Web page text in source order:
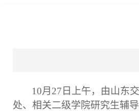
10月27日上午，由山东
处、相关二级学院研究生辅